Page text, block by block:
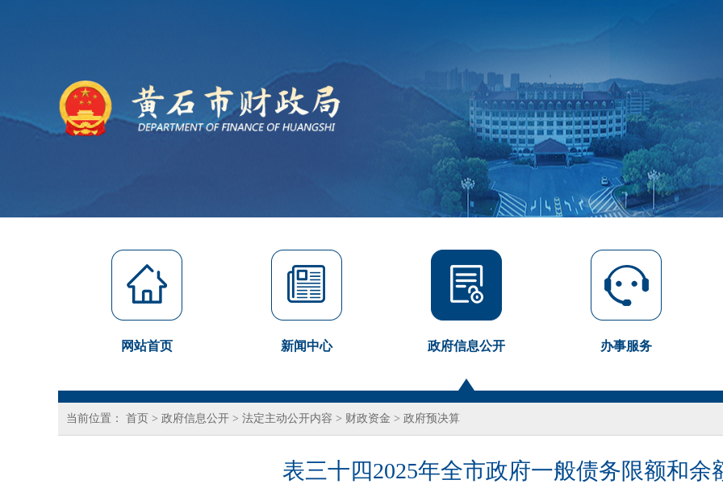
网站首页 新闻中心 政府信息公开 办事服务
当前位置： 首页 > 政府信息公开 > 法定主动公开内容 > 财政资金 > 政府预决算
表三十四2025年全市政府一般债务限额和余